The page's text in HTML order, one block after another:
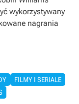
wykorzystywany
nagrania
FILMY I SERIALE